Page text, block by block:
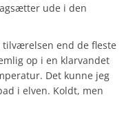
ude i den
end de fleste
op i en klarvandet
Det kunne jeg
i elven. Koldt, men